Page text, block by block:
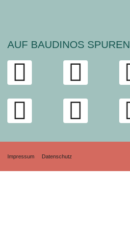
AUF BAUDINOS SPUREN
Impressum Datenschutz